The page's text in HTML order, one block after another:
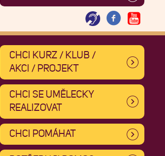
CHCI KURZ / KLUB /
AKCI / PROJEKT
CHCI SE UMĚLECKY
REALIZOVAT
CHCI POMÁHAT